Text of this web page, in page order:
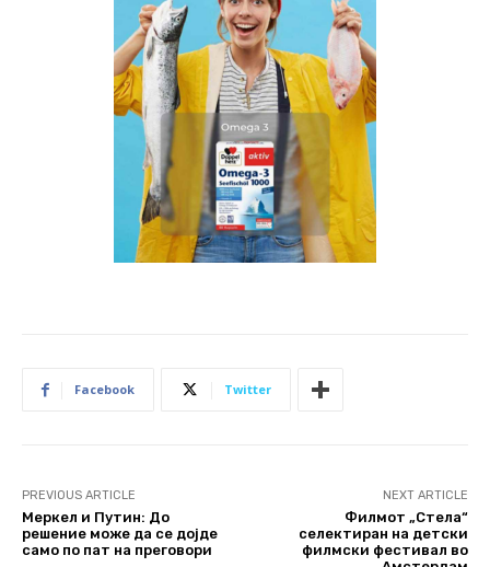
Facebook Twitter
PREVIOUS ARTICLE
Меркел и Путин: До
решение може да се дојде
само по пат на преговори
NEXT ARTICLE
Филмот „Стела“
селектиран на детски
филмски фестивал во